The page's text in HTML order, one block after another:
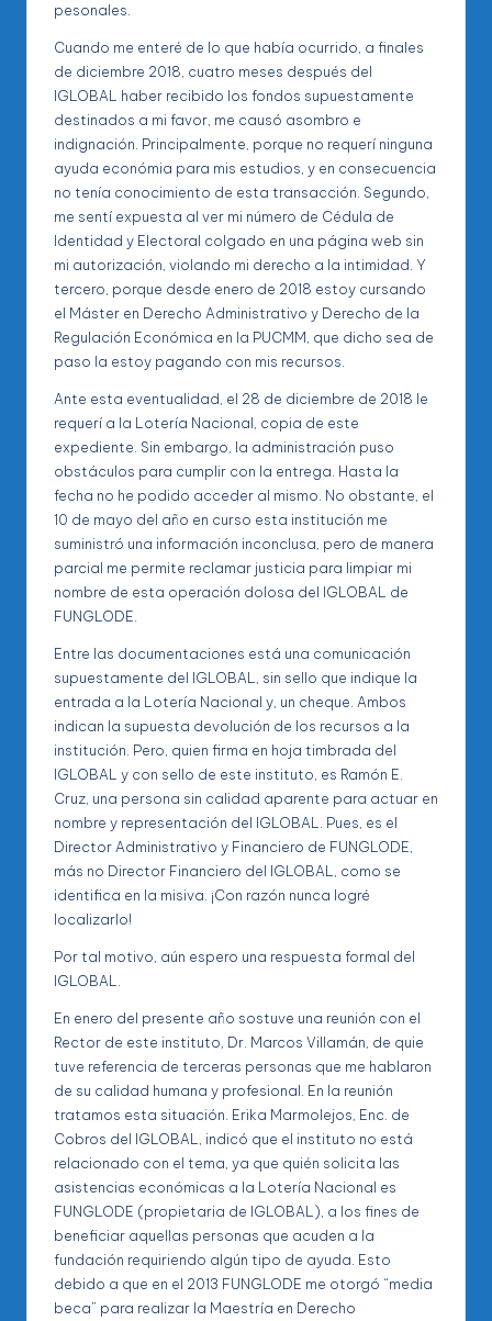
pesonales.
Cuando me enteré de lo que había ocurrido, a finales
de diciembre 2018, cuatro meses después del
IGLOBAL haber recibido los fondos supuestamente
destinados a mi favor, me causó asombro e
indignación. Principalmente, porque no requerí ninguna
ayuda económia para mis estudios, y en consecuencia
no tenía conocimiento de esta transacción. Segundo,
me sentí expuesta al ver mi número de Cédula de
Identidad y Electoral colgado en una página web sin
mi autorización, violando mi derecho a la intimidad. Y
tercero, porque desde enero de 2018 estoy cursando
el Máster en Derecho Administrativo y Derecho de la
Regulación Económica en la PUCMM, que dicho sea de
paso la estoy pagando con mis recursos.
Ante esta eventualidad, el 28 de diciembre de 2018 le
requerí a la Lotería Nacional, copia de este
expediente. Sin embargo, la administración puso
obstáculos para cumplir con la entrega. Hasta la
fecha no he podido acceder al mismo. No obstante, el
10 de mayo del año en curso esta institución me
suministró una información inconclusa, pero de manera
parcial me permite reclamar justicia para limpiar mi
nombre de esta operación dolosa del IGLOBAL de
FUNGLODE.
Entre las documentaciones está una comunicación
supuestamente del IGLOBAL, sin sello que indique la
entrada a la Lotería Nacional y, un cheque. Ambos
indican la supuesta devolución de los recursos a la
institución. Pero, quien firma en hoja timbrada del
IGLOBAL y con sello de este instituto, es Ramón E.
Cruz, una persona sin calidad aparente para actuar en
nombre y representación del IGLOBAL. Pues, es el
Director Administrativo y Financiero de FUNGLODE,
más no Director Financiero del IGLOBAL, como se
identifica en la misiva. ¡Con razón nunca logré
localizarlo!
Por tal motivo, aún espero una respuesta formal del
IGLOBAL.
En enero del presente año sostuve una reunión con el
Rector de este instituto, Dr. Marcos Villamán, de quie
tuve referencia de terceras personas que me hablaron
de su calidad humana y profesional. En la reunión
tratamos esta situación. Erika Marmolejos, Enc. de
Cobros del IGLOBAL, indicó que el instituto no está
relacionado con el tema, ya que quién solicita las
asistencias económicas a la Lotería Nacional es
FUNGLODE (propietaria de IGLOBAL), a los fines de
beneficiar aquellas personas que acuden a la
fundación requiriendo algún tipo de ayuda. Esto
debido a que en el 2013 FUNGLODE me otorgó “media
beca” para realizar la Maestría en Derecho